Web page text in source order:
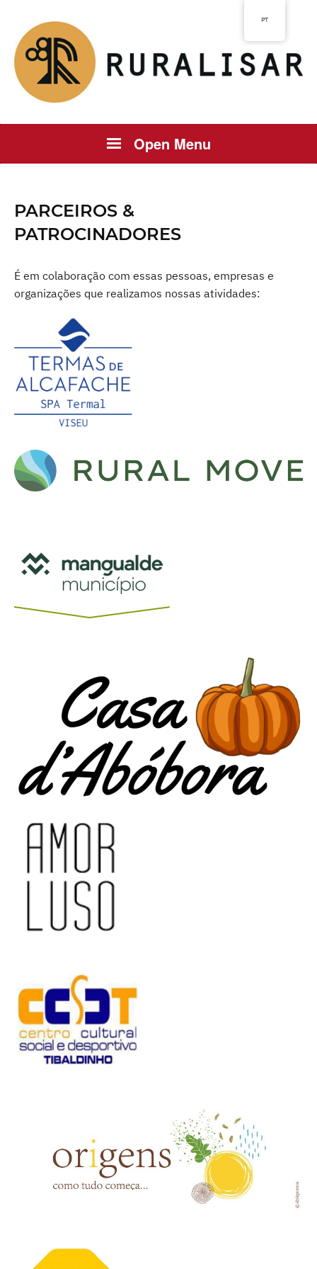
Open Menu
PARCEIROS &
PATROCINADORES
É em colaboração com essas pessoas, empresas e
organizações que realizamos nossas atividades:
PT